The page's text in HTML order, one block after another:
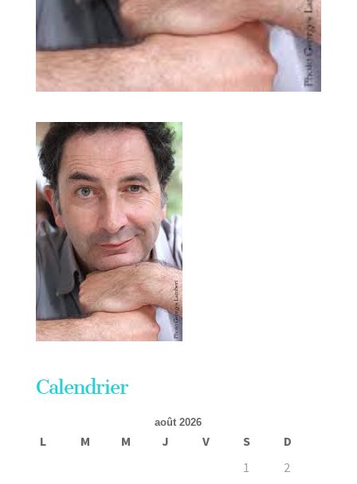
Calendrier
août 2026
L M M J V S
D
1
2